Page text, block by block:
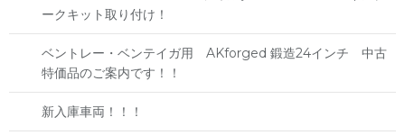
ークキット取り付け！
ベントレー・ベンテイガ用 AKforged 鍛造24インチ 中古
特価品のご案内です！！
新入庫車両！！！